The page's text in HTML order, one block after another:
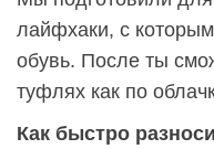
лайфхаки, с
обувь. После ты
туфлях как по
Как быстро